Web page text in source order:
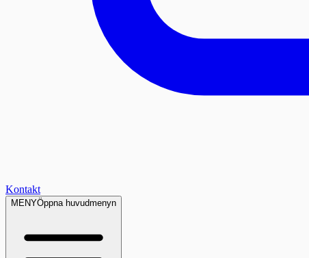
Kontakt
MENYÖppna huvudmenyn